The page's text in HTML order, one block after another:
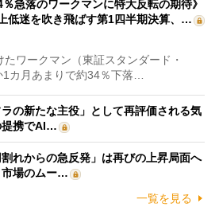
％急落のワークマンに特大反転の期待》
低迷を吹き飛ばす第1四半期決算、…
ワークマン（東証スタンダード・
カ月あまりで約34％下落…
の新たな主役」として再評価される気
携でAI…
れからの急反発」は再びの上昇局面へ
場のムー…
一覧を見る